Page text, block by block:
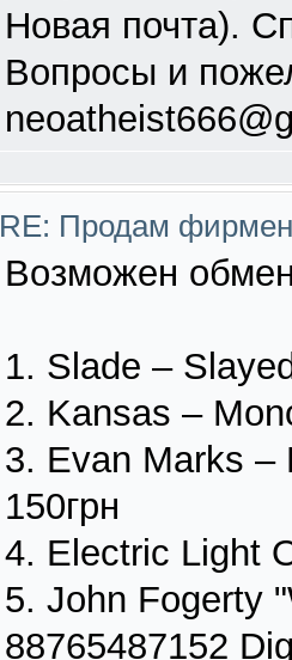
Новая почта).
Вопросы и
RE: Продам
Возможен
1. Slade ‎–
2. Kansas ‎–
3. Evan Marks ‎–
150грн
4. Electric Light
5. John Fogerty
88765487152